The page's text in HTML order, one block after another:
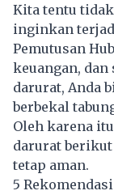
Kita tentu
inginkan
Pemutusan
keuangan, dan
darurat, Anda
berbekal
Oleh karena
darurat
tetap aman.
5